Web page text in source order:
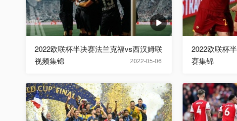
2022-05-06
2022欧联杯半决赛法兰克福vs西汉姆联
视频集锦
2022欧联杯
赛集锦